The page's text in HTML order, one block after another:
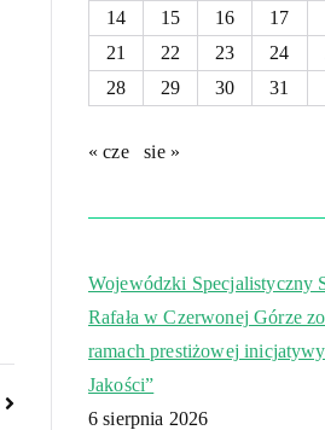
14
15 16 17
21
22 23 24
28
29 30 31
« cze sie »
Wojewódzki Specjalistyczny
Rafała w Czerwonej Górze
ramach prestiżowej
Jakości”
6 sierpnia 2026